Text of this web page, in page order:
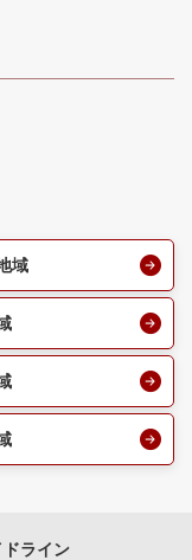
域
ドライン